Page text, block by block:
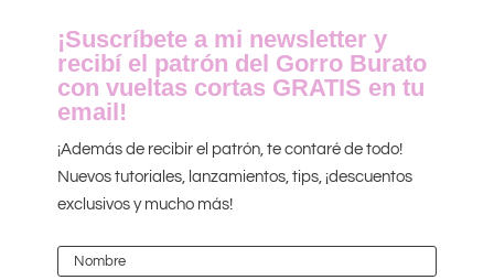
¡Suscríbete a mi newsletter y
recibí el patrón del Gorro Burato
con vueltas cortas GRATIS en tu
email!
¡Además de recibir el patrón, te contaré de todo!
Nuevos tutoriales, lanzamientos, tips, ¡descuentos
exclusivos y mucho más!